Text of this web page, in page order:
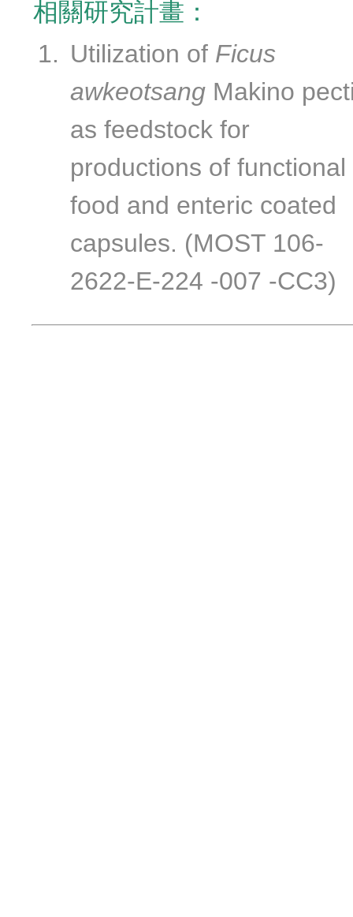
相關研究計畫：
Utilization of Ficus
awkeotsang Makino
as feedstock for
productions of functional
food and enteric coated
capsules. (MOST 106-
2622-E-224 -007 -CC3)